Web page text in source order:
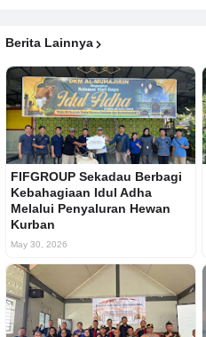
Berita Lainnya
FIFGROUP Sekadau Berbagi
Kebahagiaan Idul Adha
Melalui Penyaluran Hewan
Kurban
May 30, 2026